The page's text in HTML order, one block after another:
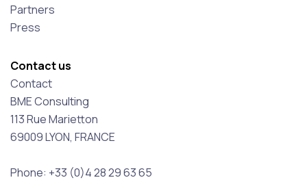
Partners
Press
Contact us
Contact
BME Consulting
113 Rue Marietton
69009 LYON, FRANCE
Phone: +33 (0)4 28 29 63 65